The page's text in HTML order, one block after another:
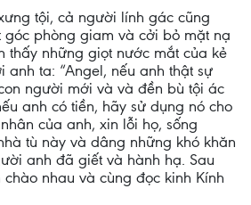
tội, cả người lính gác cũng
góc phòng giam và cởi bỏ mặt nạ
thấy những giọt nước mắt của kẻ
anh ta: “Angel, nếu anh thật sự
người mới và và đền bù tội ác
anh có tiền, hãy sử dụng nó cho
của anh, xin lỗi họ, sống
tù này và dâng những khó khăn
anh đã giết và hành hạ. Sau
nhau và cùng đọc kinh Kính